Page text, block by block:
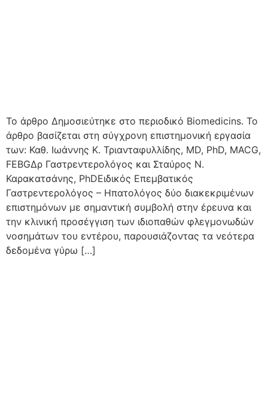
Το άρθρο Δημοσιεύτηκε στο περιοδικό Biomedicins. Το
άρθρο βασίζεται στη σύγχρονη επιστημονική εργασία
των: Καθ. Ιωάννης Κ. Τριανταφυλλίδης, MD, PhD, MACG,
FEBGΔρ Γαστρεντερολόγος και Σταύρος Ν.
Καρακατσάνης, PhDΕιδικός Επεμβατικός
Γαστρεντερολόγος – Ηπατολόγος δύο διακεκριμένων
επιστημόνων με σημαντική συμβολή στην έρευνα και
την κλινική προσέγγιση των ιδιοπαθών φλεγμονωδών
νοσημάτων του εντέρου, παρουσιάζοντας τα νεότερα
δεδομένα γύρω […]